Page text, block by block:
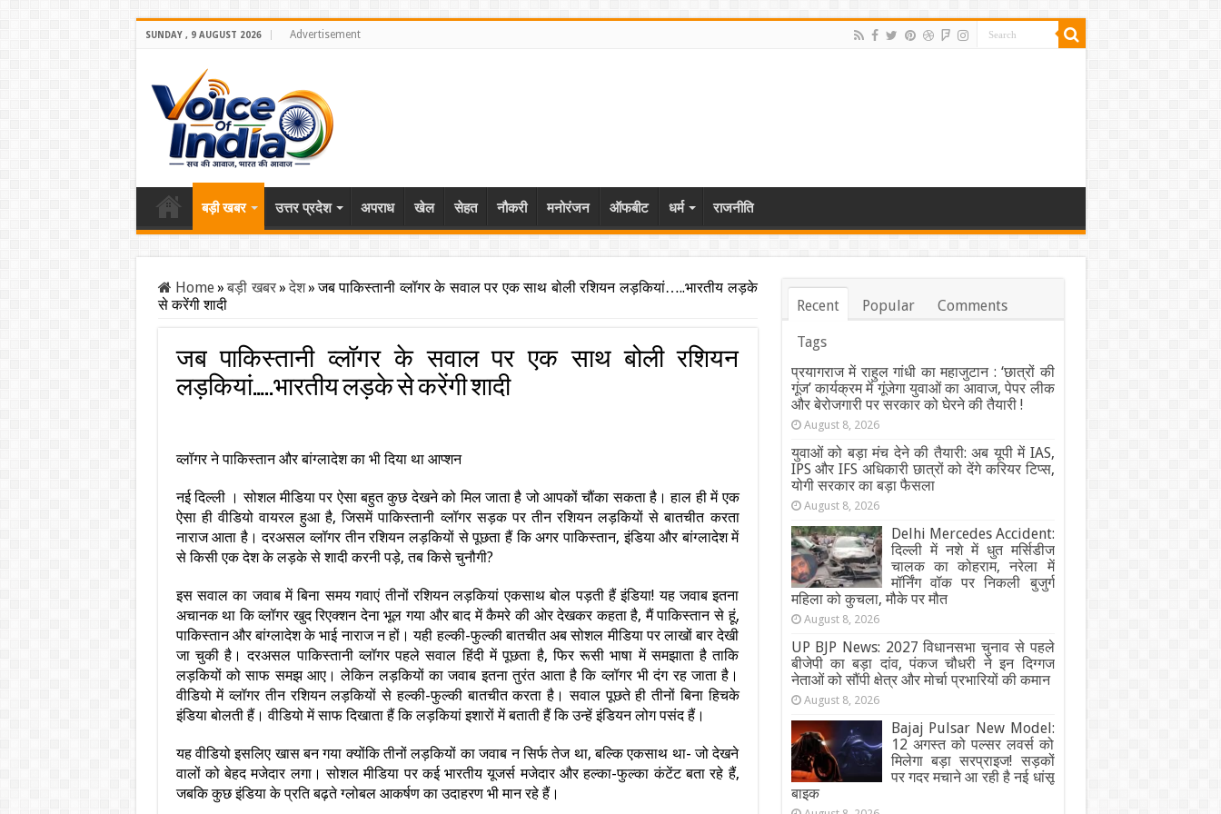
SUNDAY , 9 AUGUST 2026 Advertisement
बड़ी खबर उत्तर प्रदेश अपराध खेल सेहत नौकरी मनोरंजन ऑफबीट धर्म राजनीति
Home» बड़ी खबर»देश»जब पाकिस्तानी व्लॉगर के सवाल पर एक साथ बोली रशियन लड़कियां…..भारतीय लड़के
से करेंगी शादी
जब पाकिस्तानी व्लॉगर के सवाल पर एक साथ बोली रशियन
लड़कियां…..भारतीय लड़के से करेंगी शादी
व्लॉगर ने पाकिस्तान और बांग्लादेश का भी दिया था आप्शन
नई दिल्ली । सोशल मीडिया पर ऐसा बहुत कुछ देखने को मिल जाता है जो आपकों चौंका सकता है। हाल ही में एक
ऐसा ही वीडियो वायरल हुआ है, जिसमें पाकिस्तानी व्लॉगर सड़क पर तीन रशियन लड़कियों से बातचीत करता
नाराज आता है। दरअसल व्लॉगर तीन रशियन लड़कियों से पूछता हैं कि अगर पाकिस्तान, इंडिया और बांग्लादेश में
से किसी एक देश के लड़के से शादी करनी पड़े, तब किसे चुनौगी?
इस सवाल का जवाब में बिना समय गवाएं तीनों रशियन लड़कियां एकसाथ बोल पड़ती हैं इंडिया! यह जवाब इतना
अचानक था कि व्लॉगर खुद रिएक्शन देना भूल गया और बाद में कैमरे की ओर देखकर कहता है, मैं पाकिस्तान से हूं,
पाकिस्तान और बांग्लादेश के भाई नाराज न हों। यही हल्की-फुल्की बातचीत अब सोशल मीडिया पर लाखों बार देखी
जा चुकी है। दरअसल पाकिस्तानी व्लॉगर पहले सवाल हिंदी में पूछता है, फिर रूसी भाषा में समझाता है ताकि
लड़कियों को साफ समझ आए। लेकिन लड़कियों का जवाब इतना तुरंत आता है कि व्लॉगर भी दंग रह जाता है।
वीडियो में व्लॉगर तीन रशियन लड़कियों से हल्की-फुल्की बातचीत करता है। सवाल पूछते ही तीनों बिना हिचके
इंडिया बोलती हैं। वीडियो में साफ दिखाता हैं कि लड़कियां इशारों में बताती हैं कि उन्हें इंडियन लोग पसंद हैं।
यह वीडियो इसलिए खास बन गया क्योंकि तीनों लड़कियों का जवाब न सिर्फ तेज था, बल्कि एकसाथ था- जो देखने
वालों को बेहद मजेदार लगा। सोशल मीडिया पर कई भारतीय यूजर्स मजेदार और हल्का-फुल्का कंटेंट बता रहे हैं,
जबकि कुछ इंडिया के प्रति बढ़ते ग्लोबल आकर्षण का उदाहरण भी मान रहे हैं।
Recent Popular Comments
Tags
प्रयागराज में राहुल गांधी का महाजुटान : ‘छात्रों की
गूंज’ कार्यक्रम में गूंजेगा युवाओं का आवाज, पेपर लीक
और बेरोजगारी पर सरकार को घेरने की तैयारी !
August 8, 2026
युवाओं को बड़ा मंच देने की तैयारी: अब यूपी में IAS,
IPS और IFS अधिकारी छात्रों को देंगे करियर टिप्स,
योगी सरकार का बड़ा फैसला
August 8, 2026
Delhi Mercedes Accident:
दिल्ली में नशे में धुत मर्सिडीज
चालक का कोहराम, नरेला में
मॉर्निंग वॉक पर निकली बुजुर्ग
महिला को कुचला, मौके पर मौत
August 8, 2026
UP BJP News: 2027 विधानसभा चुनाव से पहले
बीजेपी का बड़ा दांव, पंकज चौधरी ने इन दिग्गज
नेताओं को सौंपी क्षेत्र और मोर्चा प्रभारियों की कमान
August 8, 2026
Bajaj Pulsar New Model:
12 अगस्त को पल्सर लवर्स को
मिलेगा बड़ा सरप्राइज! सड़कों
पर गदर मचाने आ रही है नई धांसू
बाइक